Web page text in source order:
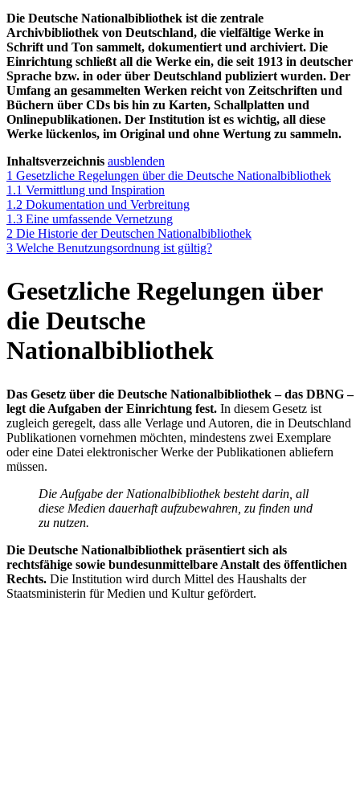
Die Deutsche Nationalbibliothek ist die zentrale
Archivbibliothek von Deutschland, die vielfältige Werke in
Schrift und Ton sammelt, dokumentiert und archiviert. Die
Einrichtung schließt all die Werke ein, die seit 1913 in deutscher
Sprache bzw. in oder über Deutschland publiziert wurden. Der
Umfang an gesammelten Werken reicht von Zeitschriften und
Büchern über CDs bis hin zu Karten, Schallplatten und
Onlinepublikationen. Der Institution ist es wichtig, all diese
Werke lückenlos, im Original und ohne Wertung zu sammeln.
Inhaltsverzeichnis ausblenden
1 Gesetzliche Regelungen über die Deutsche Nationalbibliothek
1.1 Vermittlung und Inspiration
1.2 Dokumentation und Verbreitung
1.3 Eine umfassende Vernetzung
2 Die Historie der Deutschen Nationalbibliothek
3 Welche Benutzungsordnung ist gültig?
Gesetzliche Regelungen über
die Deutsche
Nationalbibliothek
Das Gesetz über die Deutsche Nationalbibliothek – das DBNG –
legt die Aufgaben der Einrichtung fest. In diesem Gesetz ist
zugleich geregelt, dass alle Verlage und Autoren, die in Deutschland
Publikationen vornehmen möchten, mindestens zwei Exemplare
oder eine Datei elektronischer Werke der Publikationen abliefern
müssen.
Die Aufgabe der Nationalbibliothek besteht darin, all
diese Medien dauerhaft aufzubewahren, zu finden und
zu nutzen.
Die Deutsche Nationalbibliothek präsentiert sich als
rechtsfähige sowie bundesunmittelbare Anstalt des öffentlichen
Rechts. Die Institution wird durch Mittel des Haushalts der
Staatsministerin für Medien und Kultur gefördert.